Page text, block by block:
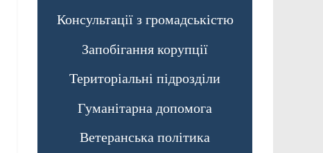
Консультації з громадськістю
Запобігання корупції
Територіальні підрозділи
Гуманітарна допомога
Ветеранська політика